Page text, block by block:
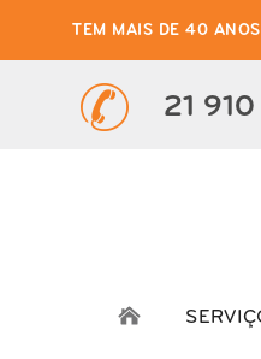
Defina as
Este website utiliza cookies
Consulte a nossa
Os cookies necessários
Os cookies analíticos são
tráfego, etc.
TEM MAIS DE 40
21